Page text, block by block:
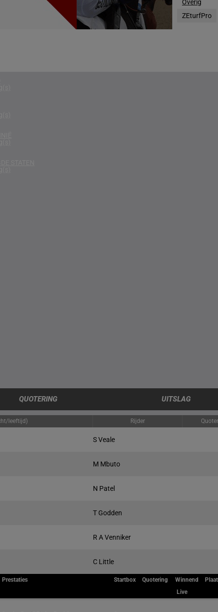
KONINKRIJK
STATEN
Overig
ZEturfPro
QUOTERING UITSLAG
leeftijd) Rijder
S Veale
M Mbuto
N Patel
T Godden
R A Venniker
C Little
Prestaties Startbox Quotering Winnend
Live